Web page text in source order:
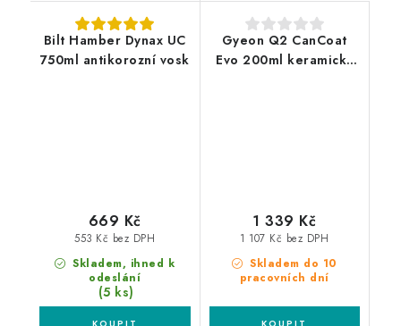
Bilt Hamber Dynax UC
750ml antikorozní vosk
Skladem, ihned k
odeslání
(5 ks)
553 Kč bez DPH
669 Kč
Gyeon Q2 CanCoat
Evo 200ml keramický
Skladem do 10
pracovních dní
1 107 Kč bez DPH
1 339 Kč